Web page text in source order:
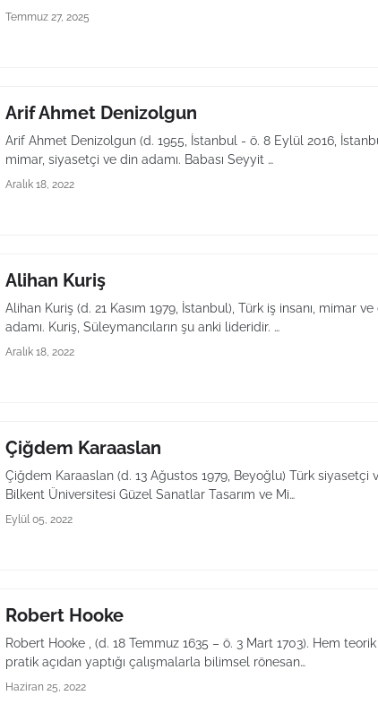
Temmuz 27, 2025
Arif Ahmet Denizolgun
Arif Ahmet Denizolgun (d. 1955, İstanbul - ö. 8 Eylül 2016,
mimar, siyasetçi ve din adamı. Babası Seyyit …
Aralık 18, 2022
Alihan Kuriş
Alihan Kuriş (d. 21 Kasım 1979, İstanbul), Türk iş insanı, mimar ve
adamı. Kuriş, Süleymancıların şu anki lideridir. …
Aralık 18, 2022
Çiğdem Karaaslan
Çiğdem Karaaslan (d. 13 Ağustos 1979, Beyoğlu) Türk siyasetçi
Bilkent Üniversitesi Güzel Sanatlar Tasarım ve Mi…
Eylül 05, 2022
Robert Hooke
Robert Hooke , (d. 18 Temmuz 1635 – ö. 3 Mart 1703). Hem
pratik açıdan yaptığı çalışmalarla bilimsel rönesan…
Haziran 25, 2022